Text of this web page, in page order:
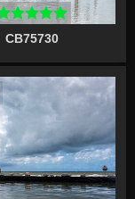
CB75730
Écrire un commentaire